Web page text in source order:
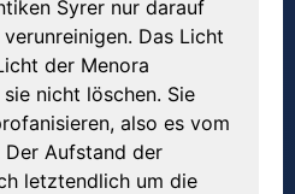
Syrer nur darauf
Das Licht
der Menora
nicht löschen. Sie
also es vom
Der Aufstand der
letztendlich um die